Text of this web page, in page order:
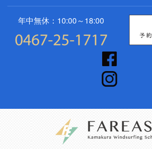
年中無休：10:00～18:00